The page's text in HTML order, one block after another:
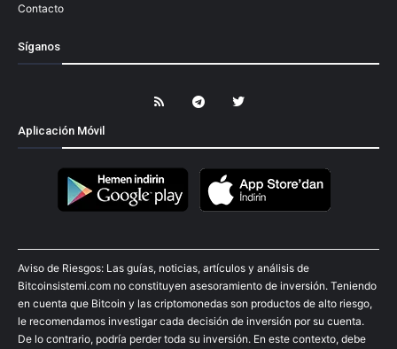
Contacto
Síganos
Aplicación Móvil
Aviso de Riesgos: Las guías, noticias, artículos y análisis de
Bitcoinsistemi.com no constituyen asesoramiento de inversión. Teniendo
en cuenta que Bitcoin y las criptomonedas son productos de alto riesgo,
le recomendamos investigar cada decisión de inversión por su cuenta.
De lo contrario, podría perder toda su inversión. En este contexto, debe